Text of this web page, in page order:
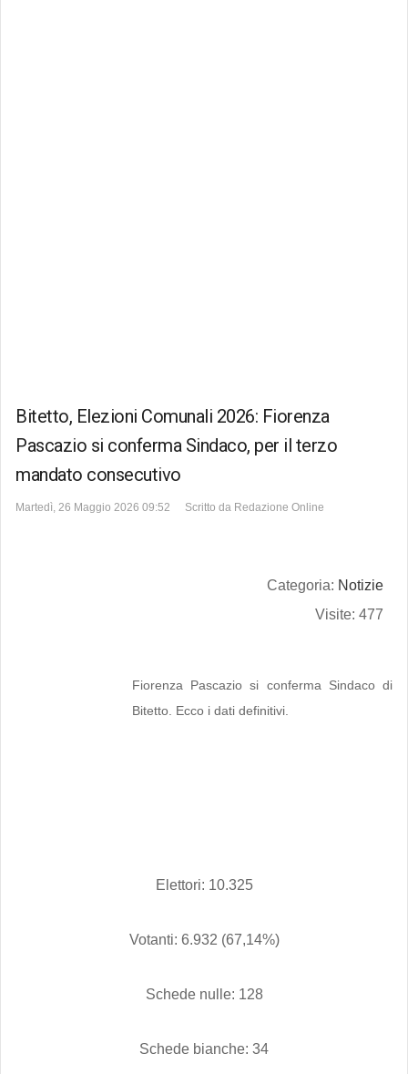
Bitetto, Elezioni Comunali 2026: Fiorenza
Pascazio si conferma Sindaco, per il terzo
mandato consecutivo
Martedì, 26 Maggio 2026 09:52 Scritto da Redazione Online
Categoria: Notizie
Visite: 477
Fiorenza Pascazio si conferma Sindaco di
Bitetto. Ecco i dati definitivi.
Elettori: 10.325
Votanti: 6.932 (67,14%)
Schede nulle: 128
Schede bianche: 34